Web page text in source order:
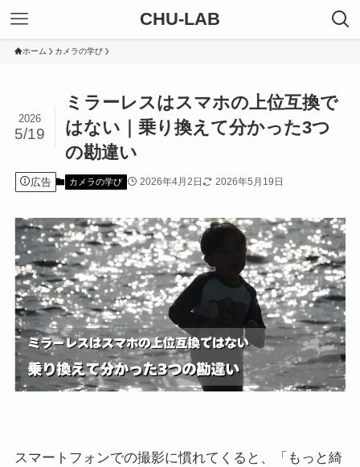
CHU-LAB
ホーム カメラの学び
ミラーレスはスマホの上位互換で
はない｜乗り換えて分かった3つ
の勘違い
2026
5/19
広告 カメラの学び 2026年4月2日 2026年5月19日
スマートフォンでの撮影に慣れてくると、「もっと綺